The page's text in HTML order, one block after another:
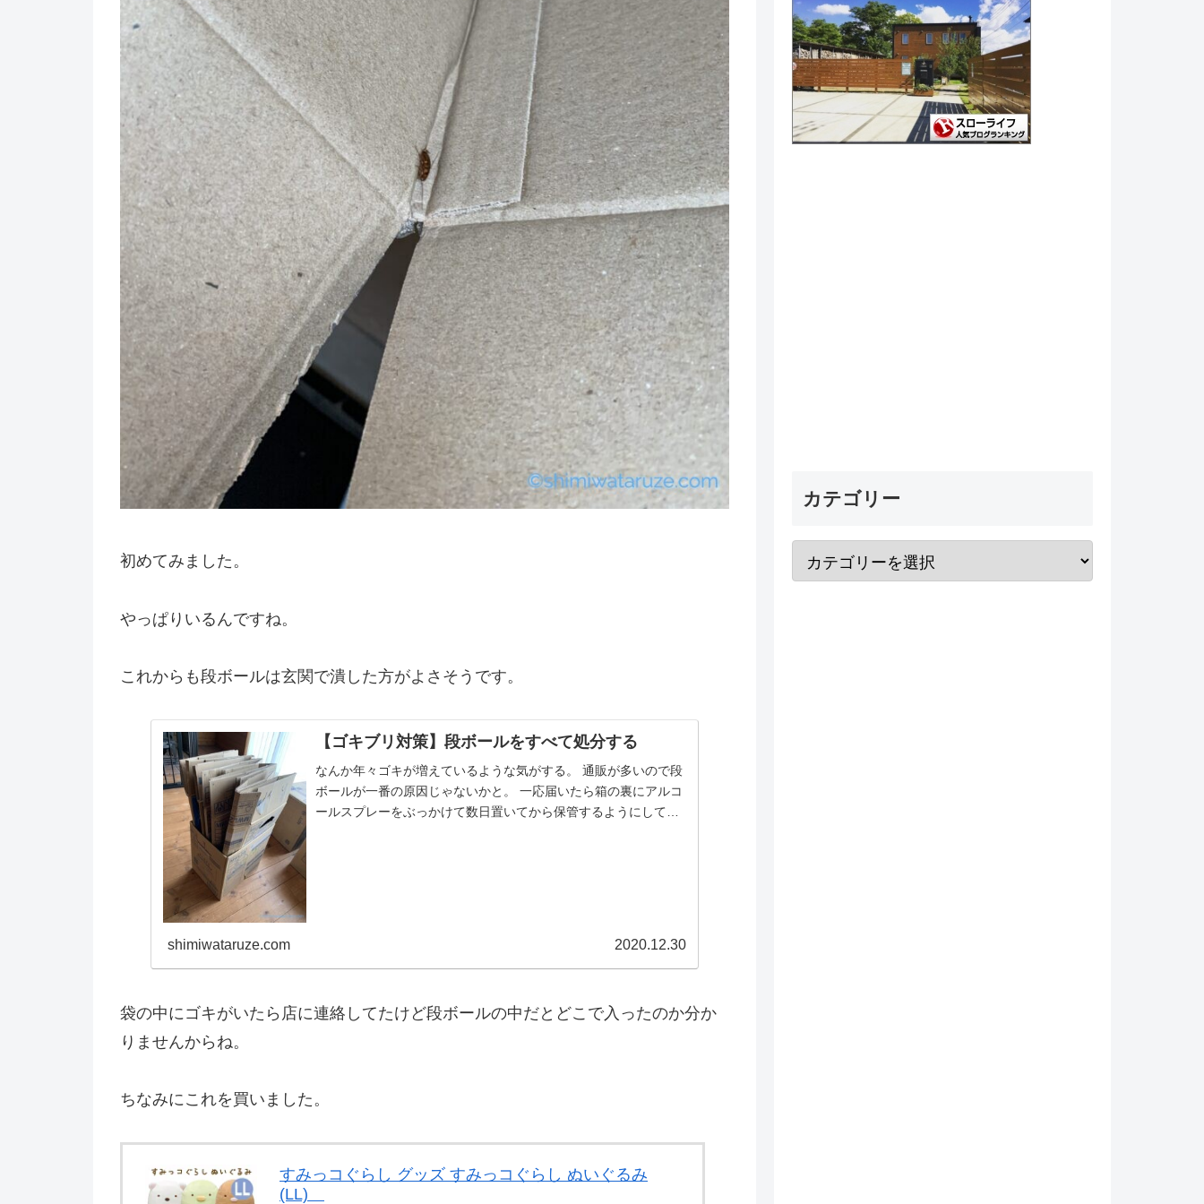
初めてみました。
やっぱりいるんですね。
これからも段ボールは玄関で潰した方がよさそうです。
【ゴキブリ対策】段ボールをすべて処分する
なんか年々ゴキが増えているような気がする。 通販が多いので段
ボールが一番の原因じゃないかと。 一応届いたら箱の裏にアルコ
ールスプレーをぶっかけて数日置いてから保管するようにしてた
shimiwataruze.com 2020.12.30
袋の中にゴキがいたら店に連絡してたけど段ボールの中だとどこで入ったのか分か
りませんからね。
ちなみにこれを買いました。
すみっコぐらし グッズ すみっコぐらし ぬいぐるみ
(LL)
カテゴリー